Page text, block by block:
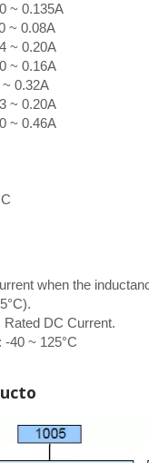
~ 0.135A
~ 0.08A
~ 0.20A
~ 0.16A
0.32A
~ 0.20A
~ 0.46A
when the
DC Current.
40 ~ 125°C